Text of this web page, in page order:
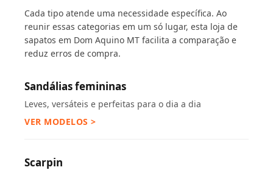
Cada tipo atende uma necessidade específica. Ao
reunir essas categorias em um só lugar, esta loja de
sapatos em Dom Aquino MT facilita a comparação e
reduz erros de compra.
Sandálias femininas
Leves, versáteis e perfeitas para o dia a dia
VER MODELOS >
Scarpin